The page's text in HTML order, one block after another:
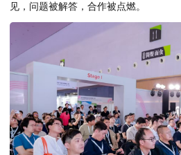
见，问题被解答，合作被点燃。